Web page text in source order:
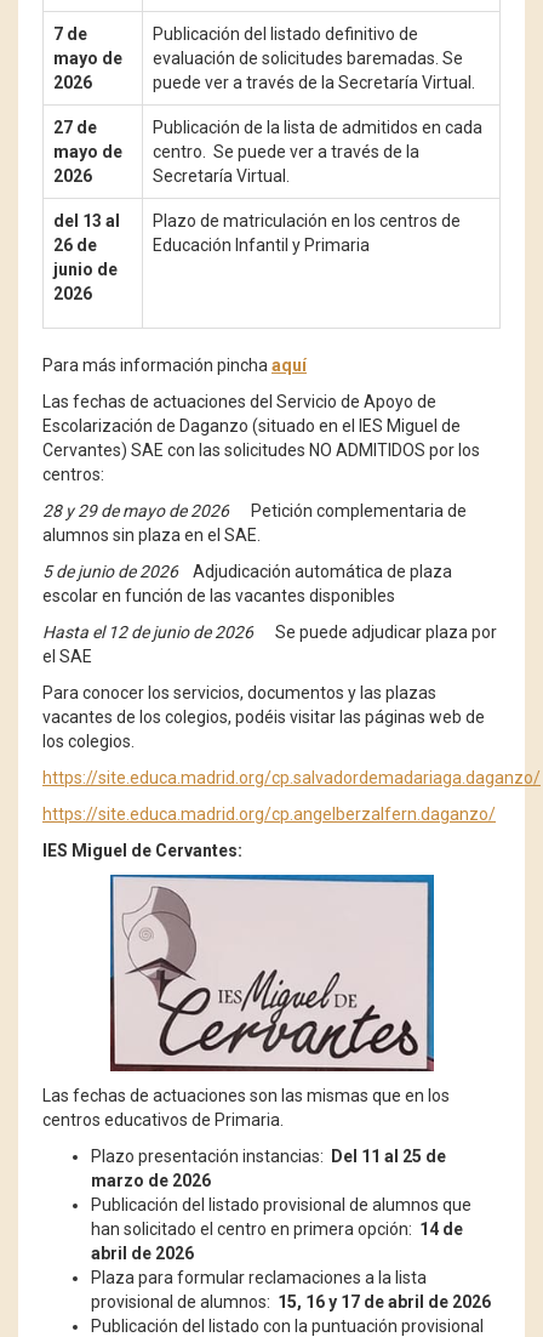
7 de
mayo de
2026
Publicación del listado definitivo de
evaluación de solicitudes baremadas. Se
puede ver a través de la Secretaría Virtual.
27 de
mayo de
2026
Publicación de la lista de admitidos en cada
centro. Se puede ver a través de la
Secretaría Virtual.
del 13 al
26 de
junio de
2026
Plazo de matriculación en los centros de
Educación Infantil y Primaria
Para más información pincha aquí
Las fechas de actuaciones del Servicio de Apoyo de
Escolarización de Daganzo (situado en el IES Miguel de
Cervantes) SAE con las solicitudes NO ADMITIDOS por los
centros:
28 y 29 de mayo ​​​​​​​​​​​​de 2026Petición complementaria de
alumnos sin plaza en el SAE.
5 de junio de 2026
Adjudicación automática de plaza
escolar en función de las vacantes disponibles
Hasta el 12 de junio de 2026Se puede adjudicar plaza por
el SAE
Para conocer los servicios, documentos y las plazas
vacantes de los colegios, podéis visitar las páginas web de
los colegios.
https://site.educa.madrid.org/cp.salvadordemadariaga.daganzo/
https://site.educa.madrid.org/cp.angelberzalfern.daganzo/
IES Miguel de Cervantes:
Las fechas de actuaciones son las mismas que en los
centros educativos de Primaria.
Plazo presentación instancias: Del 11 al 25 de
marzo de 2026
Publicación del listado provisional de alumnos que
han solicitado el centro en primera opción: 14 de
abril de 2026
Plaza para formular reclamaciones a la lista
provisional de alumnos: 15, 16 y 17 de abril de 2026
Publicación del listado con la puntuación provisional